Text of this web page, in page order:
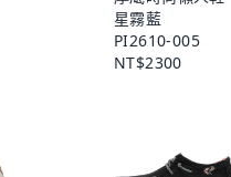
星霧藍
PI2610-005
NT$2300